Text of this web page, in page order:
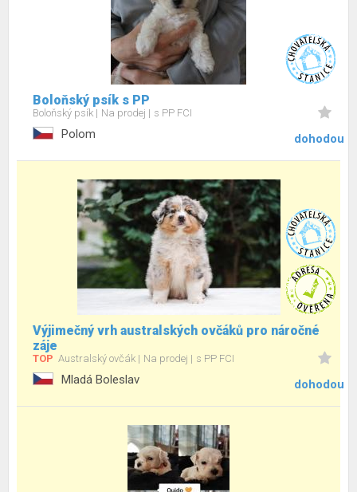
Boloňský psík s PP
Boloňský psík Na prodej s PP FCI
Polom dohodou
Výjimečný vrh australských ovčáků pro náročné
záje
TOP Australský ovčák Na prodej s PP FCI
Mladá Boleslav dohodou